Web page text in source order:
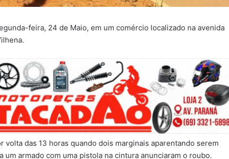
feira, 24 de Maio, em um comércio localizado na avenida
volta das 13 horas quando dois marginais aparentando serem
um armado com uma pistola na cintura anunciaram o roubo.